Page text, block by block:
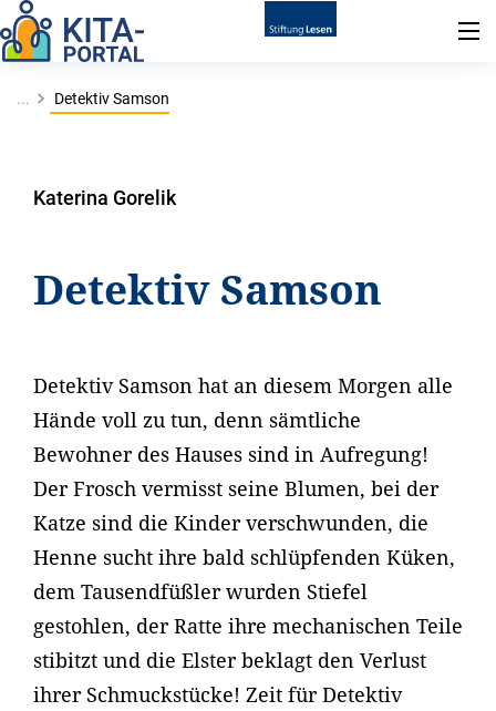
... Detektiv Samson
Katerina Gorelik
Detektiv Samson
Detektiv Samson hat an diesem Morgen alle
Hände voll zu tun, denn sämtliche
Bewohner des Hauses sind in Aufregung!
Der Frosch vermisst seine Blumen, bei der
Katze sind die Kinder verschwunden, die
Henne sucht ihre bald schlüpfenden Küken,
dem Tausendfüßler wurden Stiefel
gestohlen, der Ratte ihre mechanischen Teile
stibitzt und die Elster beklagt den Verlust
ihrer Schmuckstücke! Zeit für Detektiv